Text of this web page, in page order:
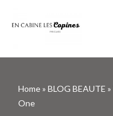
Home» BLOG BEAUTE »
One